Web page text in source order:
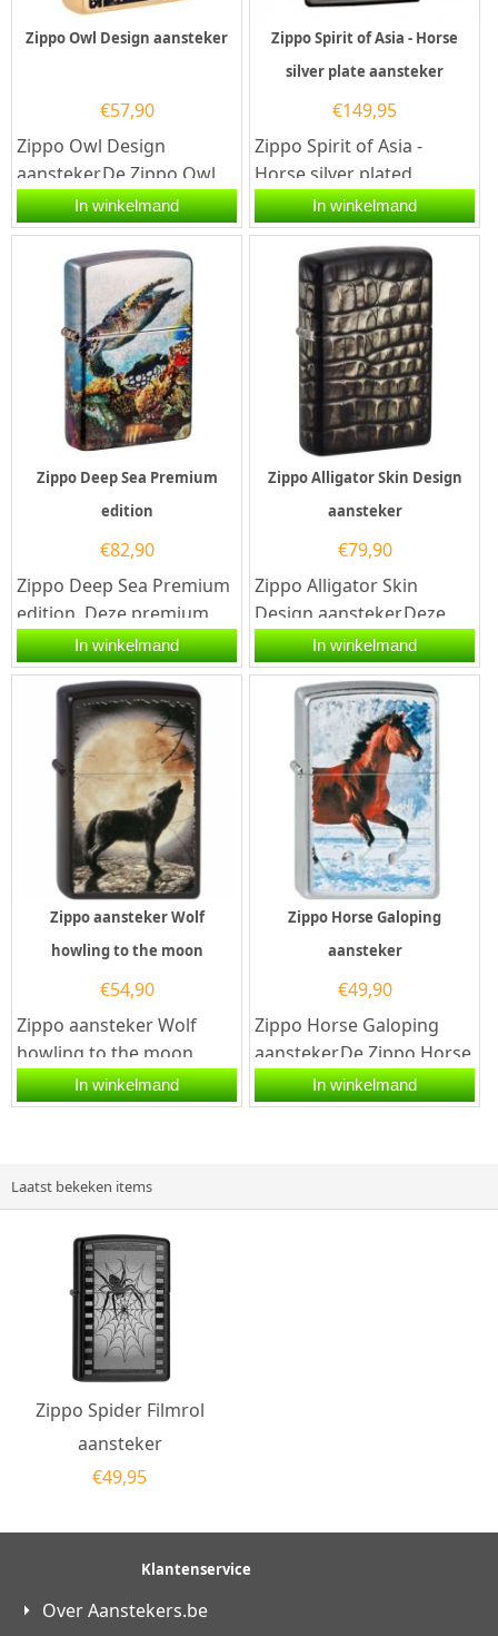
Zippo Owl Design aansteker
€57,90
Zippo Owl Design
aansteker.De Zippo Owl
Design aansteker heeft
een geborsteld brass
afwerking met...
In winkelmand
Zippo Spirit of Asia - Horse
silver plate aansteker
€149,95
Zippo Spirit of Asia -
Horse silver plated
aansteker. Deze Zippo
aansteker heeft een
hoogglans...
In winkelmand
Zippo Deep Sea Premium
edition
€82,90
Zippo Deep Sea Premium
edition. Deze premium
Zippo heeft een
hoogglans tumbled...
In winkelmand
Zippo Alligator Skin Design
aansteker
€79,90
Zippo Alligator Skin
Design aansteker.Deze
Zippo aansteker heeft
compleet rondom een
afbeelding van...
In winkelmand
Zippo aansteker Wolf
howling to the moon
€54,90
Zippo aansteker Wolf
howling to the moon.
Deze Zippo aansteker
heeft een mat
In winkelmand
Zippo Horse Galoping
aansteker
€49,90
Zippo Horse Galoping
aansteker.De Zippo Horse
Galoping aansteker heeft
een street chrome
In winkelmand
Laatst bekeken items
Zippo Spider Filmrol
aansteker
€49,95
Klantenservice
Over Aanstekers.be